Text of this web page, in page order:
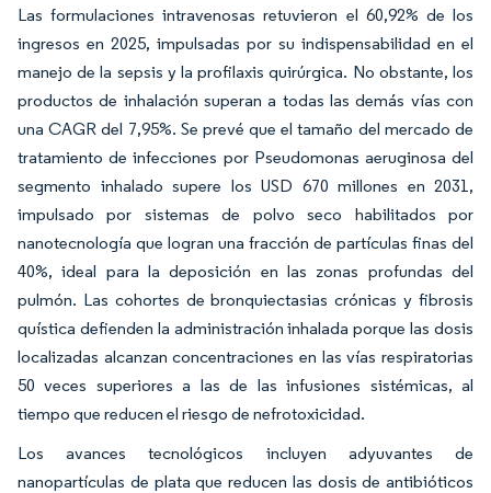
Las formulaciones intravenosas retuvieron el 60,92% de los
ingresos en 2025, impulsadas por su indispensabilidad en el
manejo de la sepsis y la profilaxis quirúrgica. No obstante, los
productos de inhalación superan a todas las demás vías con
una CAGR del 7,95%. Se prevé que el tamaño del mercado de
tratamiento de infecciones por Pseudomonas aeruginosa del
segmento inhalado supere los USD 670 millones en 2031,
impulsado por sistemas de polvo seco habilitados por
nanotecnología que logran una fracción de partículas finas del
40%, ideal para la deposición en las zonas profundas del
pulmón. Las cohortes de bronquiectasias crónicas y fibrosis
quística defienden la administración inhalada porque las dosis
localizadas alcanzan concentraciones en las vías respiratorias
50 veces superiores a las de las infusiones sistémicas, al
tiempo que reducen el riesgo de nefrotoxicidad.
Los avances tecnológicos incluyen adyuvantes de
nanopartículas de plata que reducen las dosis de antibióticos